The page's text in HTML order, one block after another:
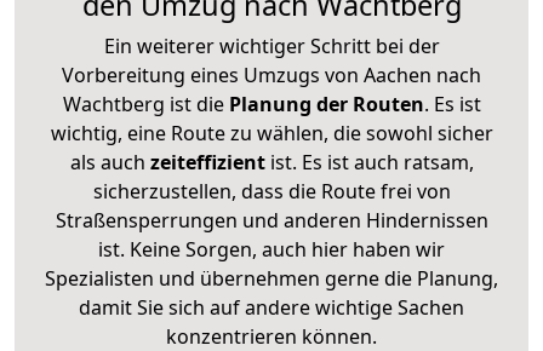
Ein weiterer wichtiger Schritt bei der
Vorbereitung eines Umzugs von Aachen nach
Wachtberg ist diePlanung der Routen. Es ist
wichtig, eine Route zu wählen, die sowohl sicher
als auch zeiteffizientist. Es ist auch ratsam,
sicherzustellen, dass die Route frei von
Straßensperrungen und anderen Hindernissen
ist. Keine Sorgen, auch hier haben wir
Spezialisten und übernehmen gerne die Planung,
damit Sie sich auf andere wichtige Sachen
konzentrieren können.